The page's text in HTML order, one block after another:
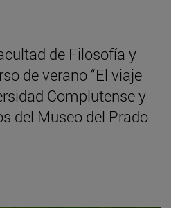
de Filosofía y
de verano “El viaje
Complutense y
del Museo del Prado